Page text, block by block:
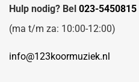
Hulp nodig? Bel 023-5450815
(ma t/m za: 10:00-12:00)
info@123koormuziek.nl